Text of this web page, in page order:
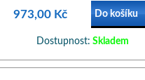
973,00 Kč Do košíku
Dostupnost: Skladem